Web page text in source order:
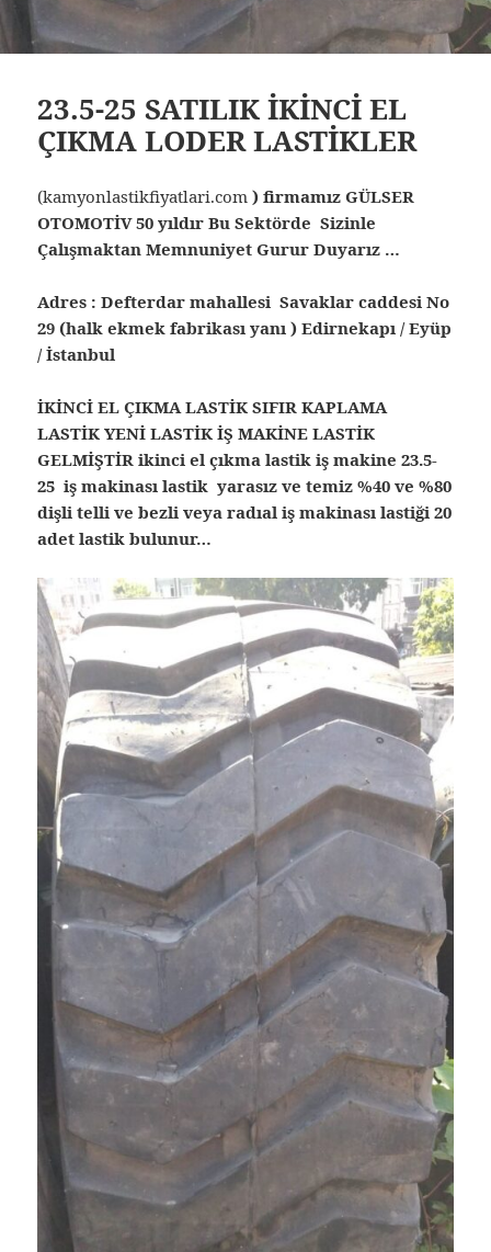
23.5-25 SATILIK İKİNCİ EL
ÇIKMA LODER LASTİKLER
(kamyonlastikfiyatlari.com ) firmamız GÜLSER
OTOMOTİV 50 yıldır Bu Sektörde Sizinle
Çalışmaktan Memnuniyet Gurur Duyarız …
Adres : Defterdar mahallesi Savaklar caddesi No
29 (halk ekmek fabrikası yanı ) Edirnekapı / Eyüp
/ İstanbul
İKİNCİ EL ÇIKMA LASTİK SIFIR KAPLAMA
LASTİK YENİ LASTİK İŞ MAKİNE LASTİK
GELMİŞTİR ikinci el çıkma lastik iş makine 23.5-
25 iş makinası lastik yarasız ve temiz %40 ve %80
dişli telli ve bezli veya radıal iş makinası lastiği 20
adet lastik bulunur…